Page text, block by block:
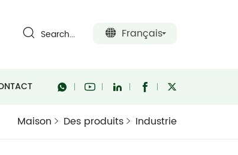
Français
Search...
Maison Des produits Industrie